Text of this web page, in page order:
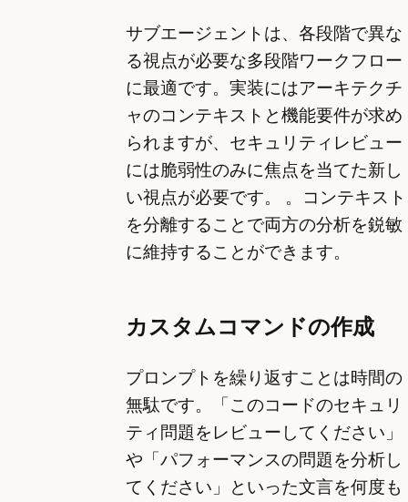
サブエージェントは、各段階で異な
る視点が必要な多段階ワークフロー
に最適です。実装にはアーキテクチ
ャのコンテキストと機能要件が求め
られますが、セキュリティレビュー
には脆弱性のみに焦点を当てた新し
い視点が必要です。 。コンテキスト
を分離することで両方の分析を鋭敏
に維持することができます。
カスタムコマンドの作成
プロンプトを繰り返すことは時間の
無駄です。「このコードのセキュリ
ティ問題をレビューしてください」
や「パフォーマンスの問題を分析し
てください」といった文言を何度も